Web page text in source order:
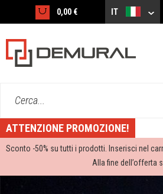
0,00 € IT
Cerca...
ATTENZIONE PROMOZIONE!
Sconto -50% su tutti i prodotti. Inserisci nel
Alla fine dell’offerta